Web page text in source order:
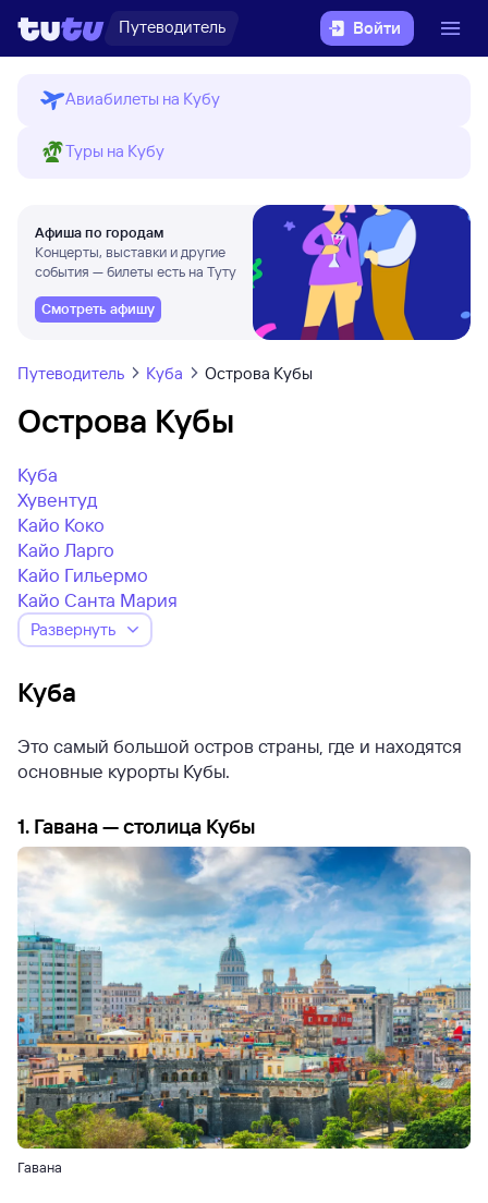
Путеводитель Войти
Авиабилеты на Кубу
Туры на Кубу
Афиша по городам
Концерты, выставки и другие
события — билеты есть на Туту
Смотреть афишу
Путеводитель Куба Острова Кубы
Острова Кубы
Куба
Хувентуд
Кайо Коко
Кайо Ларго
Кайо Гильермо
Кайо Санта Мария
Развернуть
Куба
Это самый большой остров страны, где и находятся
основные курорты Кубы.
1. Гавана — столица Кубы
Гавана